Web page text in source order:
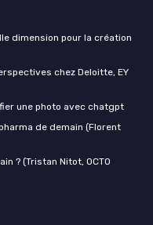
dimension pour la création
chez Deloitte, EY
une photo avec chatgpt
de demain (Florent
? (Tristan Nitot, OCTO